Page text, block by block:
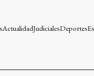
ActualidadJudicialesDeportes